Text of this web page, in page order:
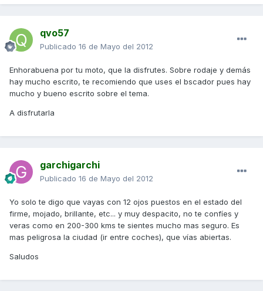
qvo57
Publicado 16 de Mayo del 2012
Enhorabuena por tu moto, que la disfrutes. Sobre rodaje y demás
hay mucho escrito, te recomiendo que uses el bscador pues hay
mucho y bueno escrito sobre el tema.
A disfrutarla
garchigarchi
Publicado 16 de Mayo del 2012
Yo solo te digo que vayas con 12 ojos puestos en el estado del
firme, mojado, brillante, etc... y muy despacito, no te confíes y
veras como en 200-300 kms te sientes mucho mas seguro. Es
mas peligrosa la ciudad (ir entre coches), que vías abiertas.
Saludos